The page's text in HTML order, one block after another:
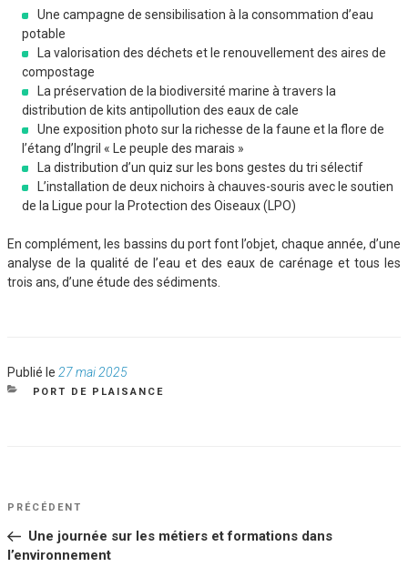
Une campagne de sensibilisation à la consommation d’eau
potable
La valorisation des déchets et le renouvellement des aires de
compostage
La préservation de la biodiversité marine à travers la
distribution de kits antipollution des eaux de cale
Une exposition photo sur la richesse de la faune et la flore de
l’étang d’Ingril « Le peuple des marais »
La distribution d’un quiz sur les bons gestes du tri sélectif
L’installation de deux nichoirs à chauves-souris avec le soutien
de la Ligue pour la Protection des Oiseaux (LPO)
En complément, les bassins du port font l’objet, chaque année, d’une
analyse de la qualité de l’eau et des eaux de carénage et tous les
trois ans, d’une étude des sédiments.
Publié le Publié
le
27 mai 2025
CATÉGORIES
PORT DE PLAISANCE
NAVIGATION
DE
L’ARTICLE
Article
PRÉCÉDENT
Une journée sur les métiers et formations dans
l’environnement